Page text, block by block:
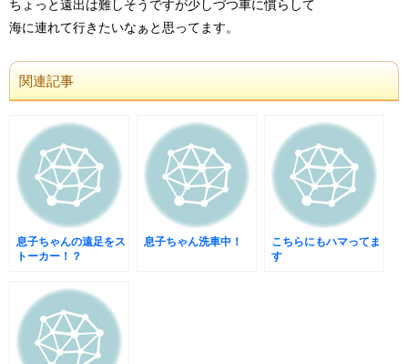
ちょっと遠出は難しそうですが少しづつ車に慣らして
海に連れて行きたいなぁと思ってます。
関連記事
息子ちゃんの遠足をス
トーカー！？
息子ちゃん洗車中！
こちらにもハマってま
す